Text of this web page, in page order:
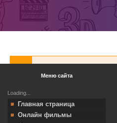
Меню сайта
Loading...
Главная страница
Онлайн фильмы